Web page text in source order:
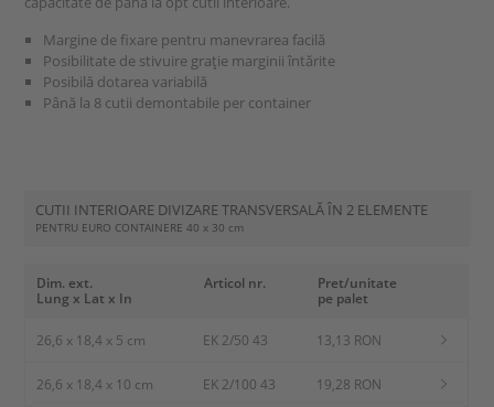
Margine de fixare pentru manevrarea facilă
Posibilitate de stivuire graţie marginii întărite
Posibilă dotarea variabilă
Până la 8 cutii demontabile per container
CUTII INTERIOARE DIVIZARE TRANSVERSALĂ ÎN 2 ELEMENTE
PENTRU EURO CONTAINERE40 x 30 cm
Dim. ext.
Lung x Lat x In
Articol nr.
Pret/unitate
pe palet
26,6 x 18,4 x 5 cm EK 2/50 43 13,13 RON
26,6 x 18,4 x 10 cm EK 2/100 43 19,28 RON